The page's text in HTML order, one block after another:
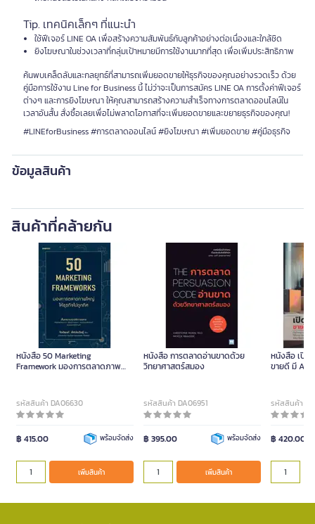
Tip. เทคนิคเล็กๆ ที่แนะนำ
ใช้ฟีเจอร์ LINE OA เพื่อสร้างความสัมพันธ์กับลูกค้าอย่างต่อเนื่องและใกล้ชิด
ยิงโฆษณาในช่วงเวลาที่กลุ่มเป้าหมายมีการใช้งานมากที่สุด เพื่อเพิ่มประสิทธิภาพ
ค้นพบเคล็ดลับและกลยุทธ์ที่สามารถเพิ่มยอดขายให้ธุรกิจของคุณอย่างรวดเร็ว ด้วย
คู่มือการใช้งาน Line for Business นี้ ไม่ว่าจะเป็นการสมัคร LINE OA การตั้งค่าฟีเจอร์
ต่างๆ และการยิงโฆษณา ให้คุณสามารถสร้างความสำเร็จทางการตลาดออนไลน์ใน
เวลาอันสั้น สั่งซื้อเลยเพื่อไม่พลาดโอกาสที่จะเพิ่มยอดขายและขยายธุรกิจของคุณ!
#LINEforBusiness #การตลาดออนไลน์ #ยิงโฆษณา #เพิ่มยอดขาย #คู่มือธุรกิจ
ข้อมูลสินค้า
สินค้าที่คล้ายกัน
หนังสือ 50 Marketing
Framework มองการตลาดภาพ
รหัสสินค้า DA06630
฿ 415.00 พร้อมจัดส่ง
เพิ่มสินค้า
หนังสือ การตลาดอ่านขาดด้วย
วิทยาศาสตร์สมอง
รหัสสินค้า DA06951
฿ 395.00 พร้อมจัดส่ง
เพิ่มสินค้า
หนังสือ เปิด
ขายดี มี Ai ช่
รหัสสินค้า
฿ 420.00